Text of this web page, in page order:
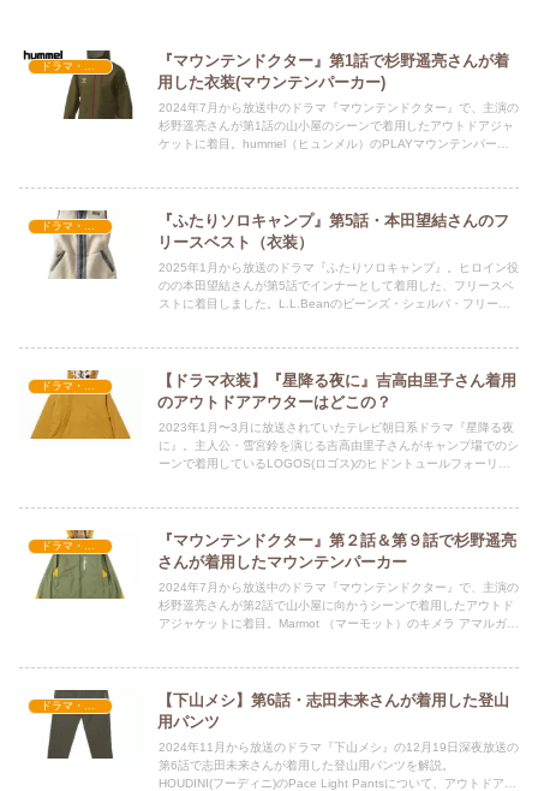
ドラマ・映画衣装
『マウンテンドクター』第1話で杉野遥亮さんが着
用した衣装(マウンテンパーカー)
2024年7月から放送中のドラマ『マウンテンドクター』で、主演の
杉野遥亮さんが第1話の山小屋のシーンで着用したアウトドアジャ
ケットに着目。hummel（ヒュンメル）のPLAYマウンテンパーカ
ドラマ・映画衣装
『ふたりソロキャンプ』第5話・本田望結さんのフ
リースベスト（衣装）
2025年1月から放送のドラマ『ふたりソロキャンプ』。ヒロイン役
のの本田望結さんが第5話でインナーとして着用した、フリースベ
ストに着目しました。L.L.Beanのビーンズ・シェルパ・フリー
ドラマ・映画衣装
【ドラマ衣装】『星降る夜に』吉高由里子さん着用
のアウトドアアウターはどこの？
2023年1月〜3月に放送されていたテレビ朝日系ドラマ『星降る夜
に』。主人公・雪宮鈴を演じる吉高由里子さんがキャンプ場でのシ
ーンで着用しているLOGOS(ロゴス)のヒドントュールフォーリィ
ドラマ・映画衣装
『マウンテンドクター』第２話＆第９話で杉野遥亮
さんが着用したマウンテンパーカー
2024年7月から放送中のドラマ『マウンテンドクター』で、主演の
杉野遥亮さんが第2話で山小屋に向かうシーンで着用したアウトド
アジャケットに着目。Marmot （マーモット）のキメラ アマルガム
【下山メシ】第6話・志田未来さんが着用した登山
用パンツ
2024年11月から放送のドラマ『下山メシ』の12月19日深夜放送の
第6話で志田未来さんが着用した登山用パンツを解説。
HOUDINI(フーディニ)のPace Light Pantsについて、アウトドアフ